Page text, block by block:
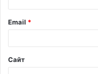
Email *
Сайт